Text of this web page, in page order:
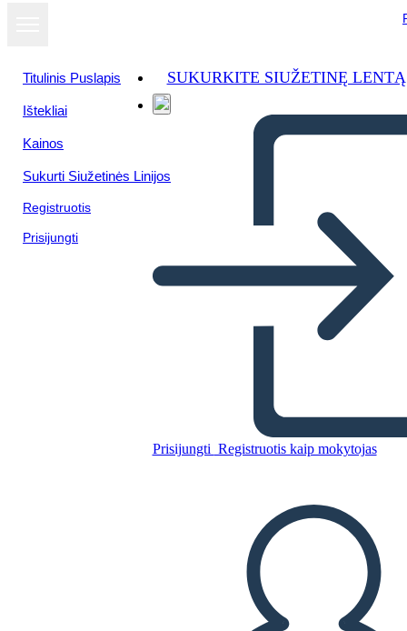
Titulinis Puslapis
Ištekliai
Kainos
Sukurti Siužetinės Linijos
Registruotis
Prisijungti
SUKURKITE SIUŽETINĘ LENTĄ
Prisijungti Registruotis kaip mokytojas
SUKURTI SIUŽETINĘ LENTĄ
PALEISTI SKAIDRIŲ DEMONSTRACIJĄ
SKAITYK MAN
Žiūrėti kaip
skaidrių